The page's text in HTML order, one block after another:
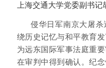
上海交通大学党委副书记
侵华日军南京大屠杀
绕历史记忆与和平教育
为远东国际军事法庭重
在审判中得到确认。纪